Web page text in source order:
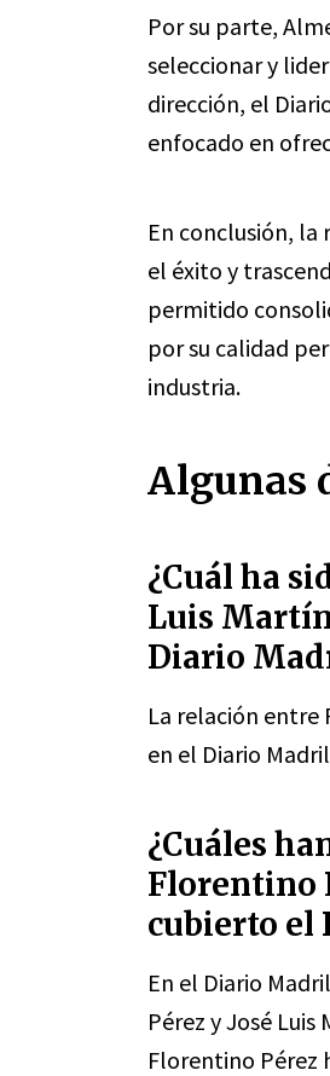
Por su parte,
seleccionar y
dirección, el
enfocado en
En conclusión,
el éxito y
permitido
por su calidad
industria.
Algunas
¿Cuál ha
Luis
Diario
La relación entre
en el Diario
¿Cuáles
Florentino
cubierto el
En el Diario
Pérez y José
Florentino Pérez